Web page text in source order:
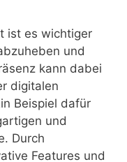
ist es wichtiger
und
kann dabei
digitalen
Beispiel dafür
und
Durch
Features und